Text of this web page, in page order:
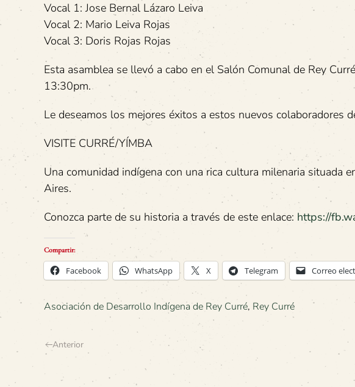
Vocal 1: Jose Bernal Lázaro Leiva
Vocal 2: Mario Leiva Rojas
Vocal 3: Doris Rojas Rojas
Esta asamblea se llevó a cabo en el Salón Comunal de Rey
13:30pm.
Le deseamos los mejores éxitos a estos nuevos colaboradores
VISITE CURRÉ/YÍMBA
Una comunidad indígena con una rica cultura milenaria situada
Aires.
Conozca parte de su historia a través de este enlace: https://
Compartir:
Facebook WhatsApp X Telegram Correo
Asociación de Desarrollo Indígena de Rey Curré, Rey Curré
Anterior